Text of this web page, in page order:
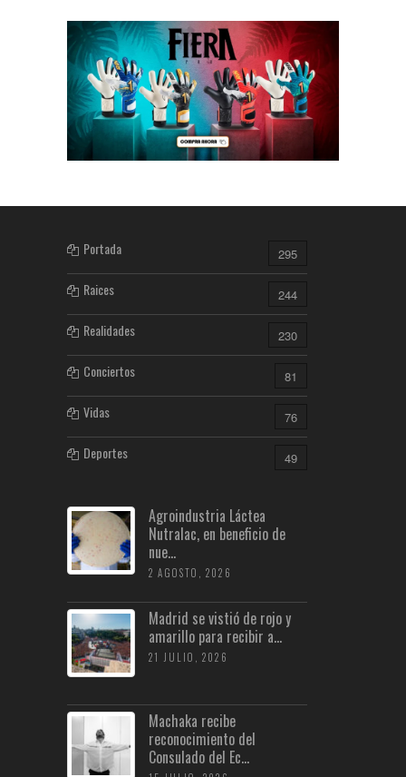
Portada 295
Raices 244
Realidades 230
Conciertos 81
Vidas 76
Deportes 49
Agroindustria Láctea
Nutralac, en beneficio de
nue...
2 AGOSTO, 2026
Madrid se vistió de rojo y
amarillo para recibir a...
21 JULIO, 2026
Machaka recibe
reconocimiento del
Consulado del Ec...